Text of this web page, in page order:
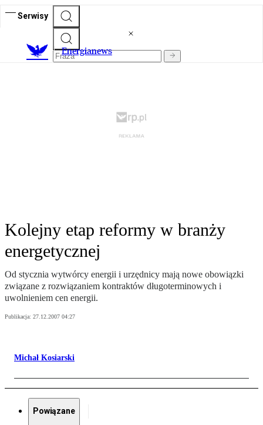
Serwisy
Energianews
Kolejny etap reformy w branży
energetycznej
Od stycznia wytwórcy energii i urzędnicy mają nowe obowiązki
związane z rozwiązaniem kontraktów długoterminowych i
uwolnieniem cen energii.
Publikacja: 27.12.2007 04:27
Michał Kosiarski
Powiązane